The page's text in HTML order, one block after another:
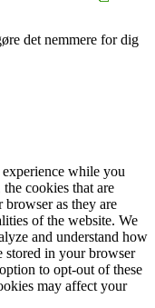
det nemmere for dig
while you
cookies that are
browser as they are
of the website. We
and understand how
stored in your browser
to opt-out of these
may affect your